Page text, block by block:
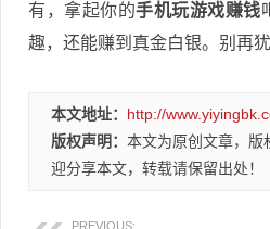
有，拿起你的手机玩游戏赚钱
趣，还能赚到真金白银。别再
本文地址： http://
版权声明： 本文为原创文章，版
迎分享本文，转载请保留出处！
PREVIOUS: